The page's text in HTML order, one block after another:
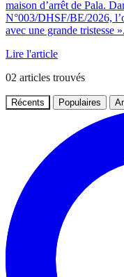
maison d’arrêt de Pala.
N°003/DHSF/BE/2026,
avec une grande tristesse ».
Lire l'article
02 articles trouvés
Récents Populaires